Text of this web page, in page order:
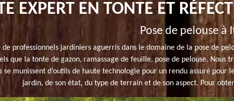
EXPERT EN TONTE ET
Pose de pelouse à
de professionnels jardiniers aguerris dans le domaine de la pose de
que la tonte de gazon, ramassage de feuille, pose de pelouse. Nous
se munissent d’outils de haute technologie pour un rendu assuré
jardin, de son état, du type de terrain et de son aspect. Pour